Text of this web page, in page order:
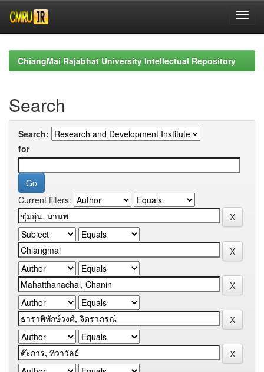
navigationChiangMai Rajabhat University Intellectual Repository
Search
Search:
for
Current filters: